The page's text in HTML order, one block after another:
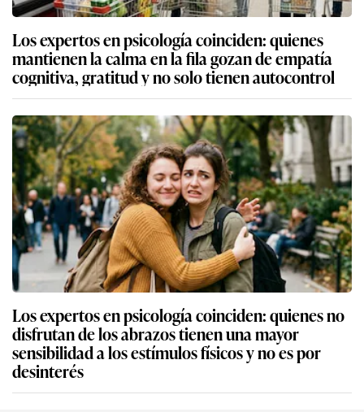
Los expertos en psicología coinciden: quienes
mantienen la calma en la fila gozan de empatía
cognitiva, gratitud y no solo tienen autocontrol
Los expertos en psicología coinciden: quienes no
disfrutan de los abrazos tienen una mayor
sensibilidad a los estímulos físicos y no es por
desinterés